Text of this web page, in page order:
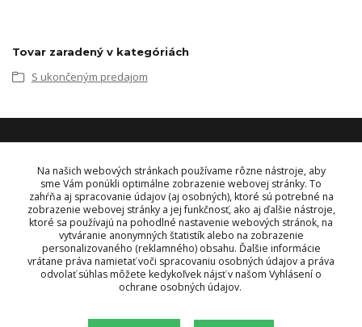
Tovar zaradený v kategóriách
S ukončeným predajom
KONTAKT
OBJEDNÁVKY A INFORMÁCIE
+421 948 229 224
info@vysielacky.com
Na našich webových stránkach používame rôzne nástroje, aby
sme Vám ponúkli optimálne zobrazenie webovej stránky. To
zahŕňa aj spracovanie údajov (aj osobných), ktoré sú potrebné na
zobrazenie webovej stránky a jej funkčnosť, ako aj ďalšie nástroje,
ktoré sa používajú na pohodlné nastavenie webových stránok, na
vytváranie anonymných štatistík alebo na zobrazenie
personalizovaného (reklamného) obsahu. Ďalšie informácie
vrátane práva namietať voči spracovaniu osobných údajov a práva
odvolať súhlas môžete kedykoľvek nájsť v našom Vyhlásení o
ochrane osobných údajov.